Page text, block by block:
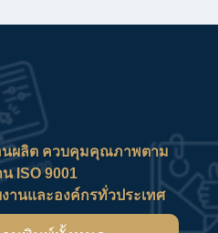
นผลิต ควบคุมคุณภาพตาม
ISO 9001
านและองค์กรทั่วประเทศ